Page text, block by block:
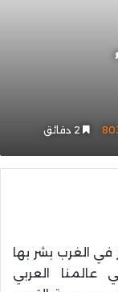
في الغرب بشر بها
عالمنا العربي